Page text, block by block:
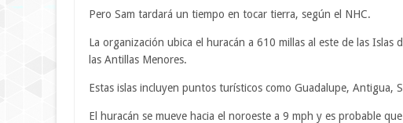
Pero Sam tardará un tiempo en tocar tierra, según el NHC.
La organización ubica el huracán a 610 millas al este de las
las Antillas Menores.
Estas islas incluyen puntos turísticos como Guadalupe, Antigua,
El huracán se mueve hacia el noroeste a 9 mph y es probable